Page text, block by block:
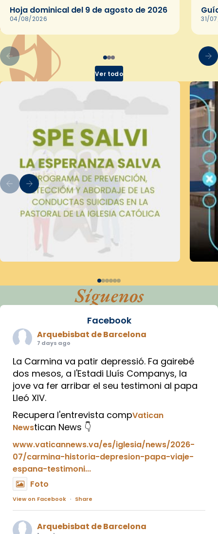
Hoja dominical del 9 de agosto de 2026
04/08/2026 31/
Ver todo
Síguenos
Facebook
Arquebisbat de Barcelona
7 days ago
La Carmina va patir depressió. Fa gairebé
dos mesos, a l'Estadi Lluís Companys, la
jove va fer arribar el seu testimoni al papa
Lleó XIV.
Recupera l'entrevista compVatican
Newstican News 👇
www.vaticannews.va/es/iglesia/news/2026-
07/carmina-historia-depresion-papa-viaje-
espana-testimoni...
Foto
View on Facebook · Share
Arquebisbat de Barcelona